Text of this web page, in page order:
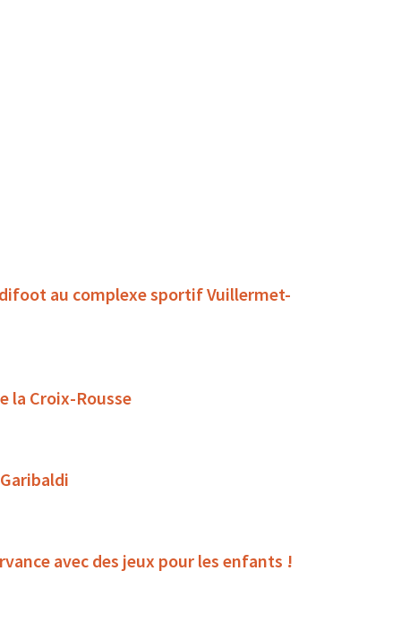
au complexe sportif Vuillermet-
la Croix-Rousse
avec des jeux pour les enfants !